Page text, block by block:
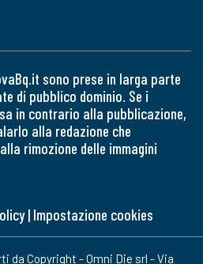
sono prese in larga parte
di pubblico dominio. Se i
in contrario alla pubblicazione,
alla redazione che
rimozione delle immagini
| Impostazione cookies
da Copyright - Omni Die srl - Via